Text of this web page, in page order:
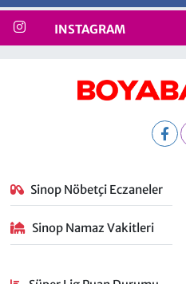
INSTAGRAM
Sinop Nöbetçi Eczaneler
Sinop Namaz Vakitleri